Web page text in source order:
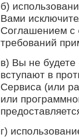
б)
Вами
Соглашением с
требований
в) Вы не будете
вступают в
Сервиса (или
или
г)